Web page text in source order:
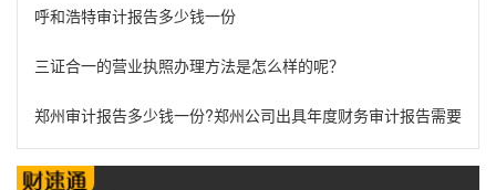
呼和浩特审计报告多少钱一份
三证合一的营业执照办理方法是怎么样的呢？
郑州审计报告多少钱一份?郑州公司出具年度财务审计报告需要什